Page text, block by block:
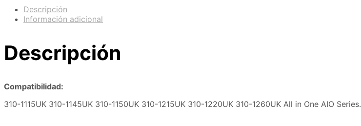
Descripción
Información adicional
Descripción
Compatibilidad:
310-1115UK 310-1145UK 310-1150UK 310-1215UK 310-1220UK 310-1260UK All in One AIO Series.